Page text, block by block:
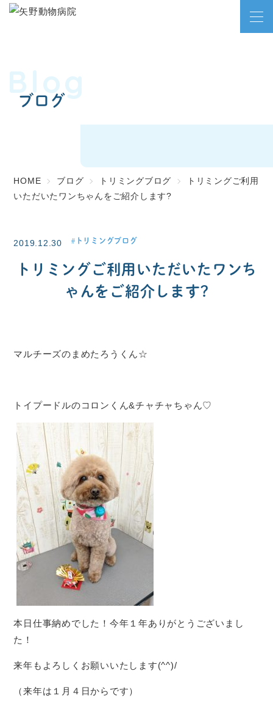
ブログ
Blog
HOME ブログ トリミングブログ
トリミングご利用
いただいたワンちゃんをご紹介します?
2019.12.30 トリミングブログ
トリミングご利用いただいたワンち
ゃんをご紹介します?
マルチーズのまめたろうくん☆
トイプードルのコロンくん&チャチャちゃん♡
本日仕事納めでした！今年１年ありがとうございまし
た！
来年もよろしくお願いいたします(^^)/
（来年は１月４日からです）